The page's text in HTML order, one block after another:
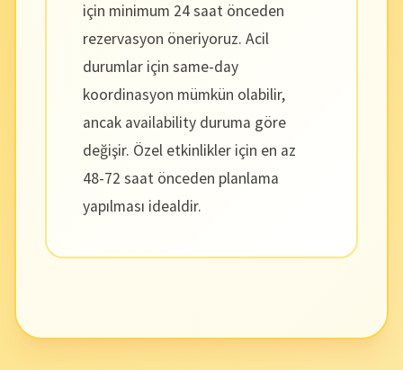
için minimum 24 saat önceden
rezervasyon öneriyoruz. Acil
durumlar için same-day
koordinasyon mümkün olabilir,
ancak availability duruma göre
değişir. Özel etkinlikler için en az
48-72 saat önceden planlama
yapılması idealdir.